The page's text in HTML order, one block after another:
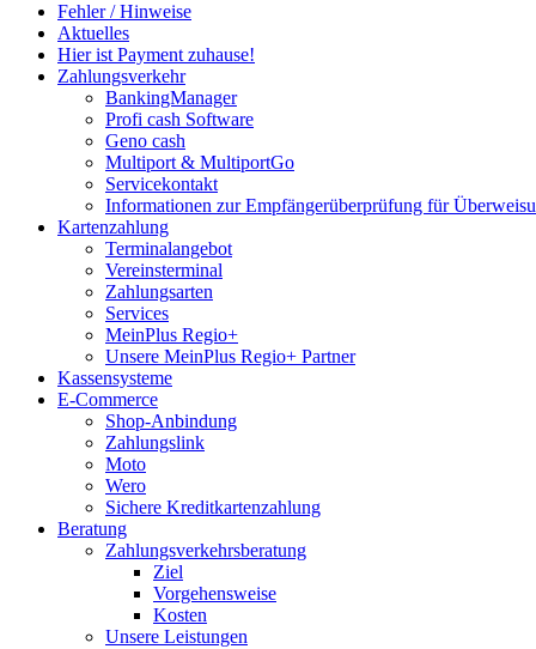
Fehler / Hinweise
Aktuelles
Hier ist Payment zuhause!
Zahlungsverkehr
BankingManager
Profi cash Software
Geno cash
Multiport & MultiportGo
Servicekontakt
Informationen zur Empfängerüberprüfung für
Kartenzahlung
Terminalangebot
Vereinsterminal
Zahlungsarten
Services
MeinPlus Regio+
Unsere MeinPlus Regio+ Partner
Kassensysteme
E-Commerce
Shop-Anbindung
Zahlungslink
Moto
Wero
Sichere Kreditkartenzahlung
Beratung
Zahlungsverkehrsberatung
Ziel
Vorgehensweise
Kosten
Unsere Leistungen